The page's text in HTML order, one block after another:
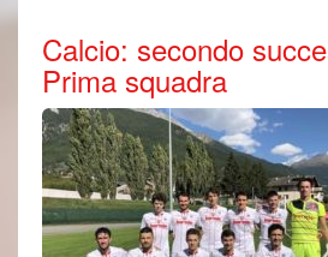
Calcio: secondo
Prima squadra